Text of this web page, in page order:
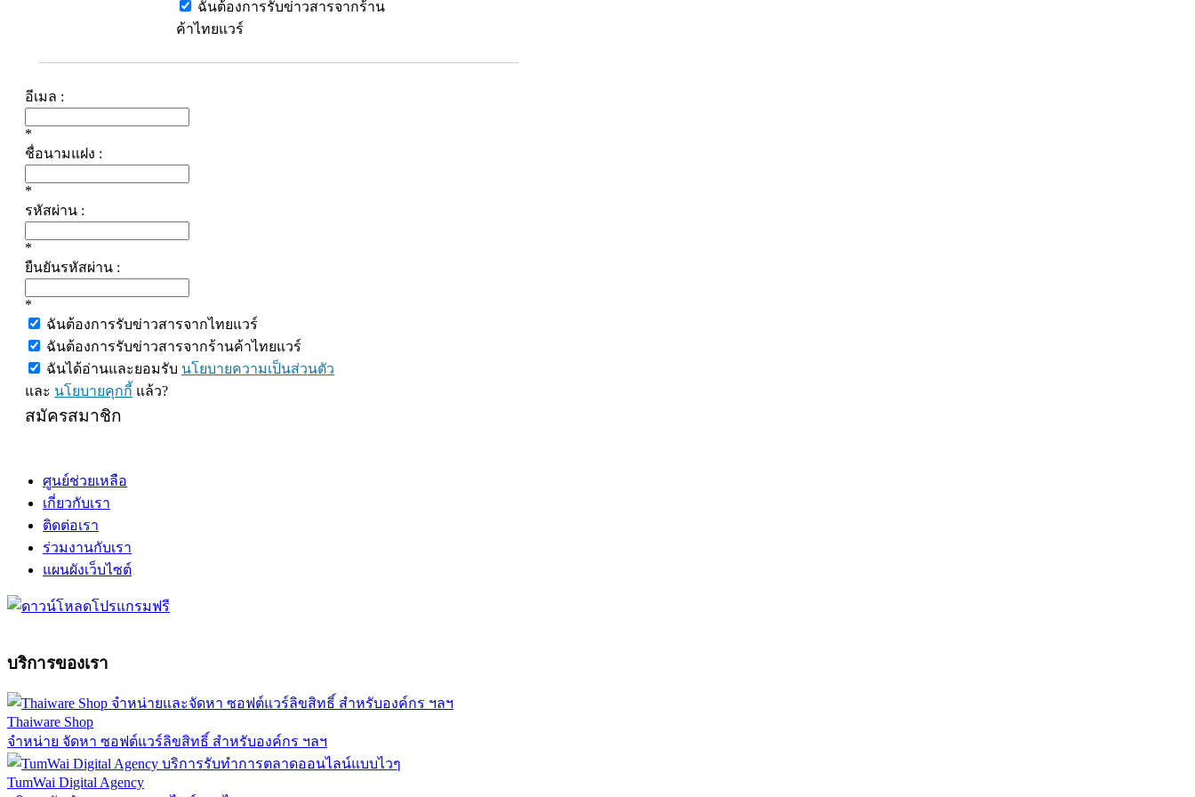
ฉันต้องการรับข่าวสารจากร้าน
ค้าไทยแวร์
อีเมล :
*
ชื่อนามแฝง :
*
รหัสผ่าน :
*
ยืนยันรหัสผ่าน :
*
ฉันต้องการรับข่าวสารจากไทยแวร์
ฉันต้องการรับข่าวสารจากร้านค้าไทยแวร์
ฉันได้อ่านและยอมรับ นโยบายความเป็นส่วนตัว
และ นโยบายคุกกี้ แล้ว?
สมัครสมาชิก
ศูนย์ช่วยเหลือ
เกี่ยวกับเรา
ติดต่อเรา
ร่วมงานกับเรา
แผนผังเว็บไซต์
บริการของเรา
Thaiware Shop
จำหน่าย จัดหา ซอฟต์แวร์ลิขสิทธิ์ สำหรับองค์กร ฯลฯ
TumWai Digital Agency